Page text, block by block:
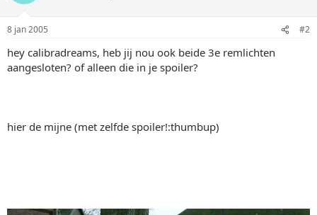
8 jan 2005 #2
hey calibradreams, heb jij nou ook beide 3e remlichten
aangesloten? of alleen die in je spoiler?
hier de mijne (met zelfde spoiler!:thumbup)